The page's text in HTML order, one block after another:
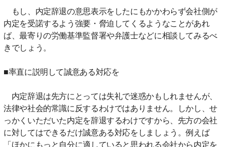
もし、内定辞退の意思表示をしたにもかかわらず会社側が
内定を受諾するよう強要・脅迫してくるようなことがあれ
ば、最寄りの労働基準監督署や弁護士などに相談してみるべ
きでしょう。
■率直に説明して誠意ある対応を
内定辞退は先方にとっては失礼で迷惑かもしれませんが、
法律や社会的常識に反するわけではありません。しかし、せ
っかくいただいた内定を辞退するわけですから、先方の会社
に対してはできるだけ誠意ある対応をしましょう。例えば
「ほかにもっと自分に適していると思われる会社から内定を